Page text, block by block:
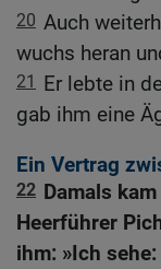
20 Auch
wuchs heran
21
Er lebte in
gab ihm eine
Ein Vertrag
22 Damals
Heerführer
ihm: »Ich